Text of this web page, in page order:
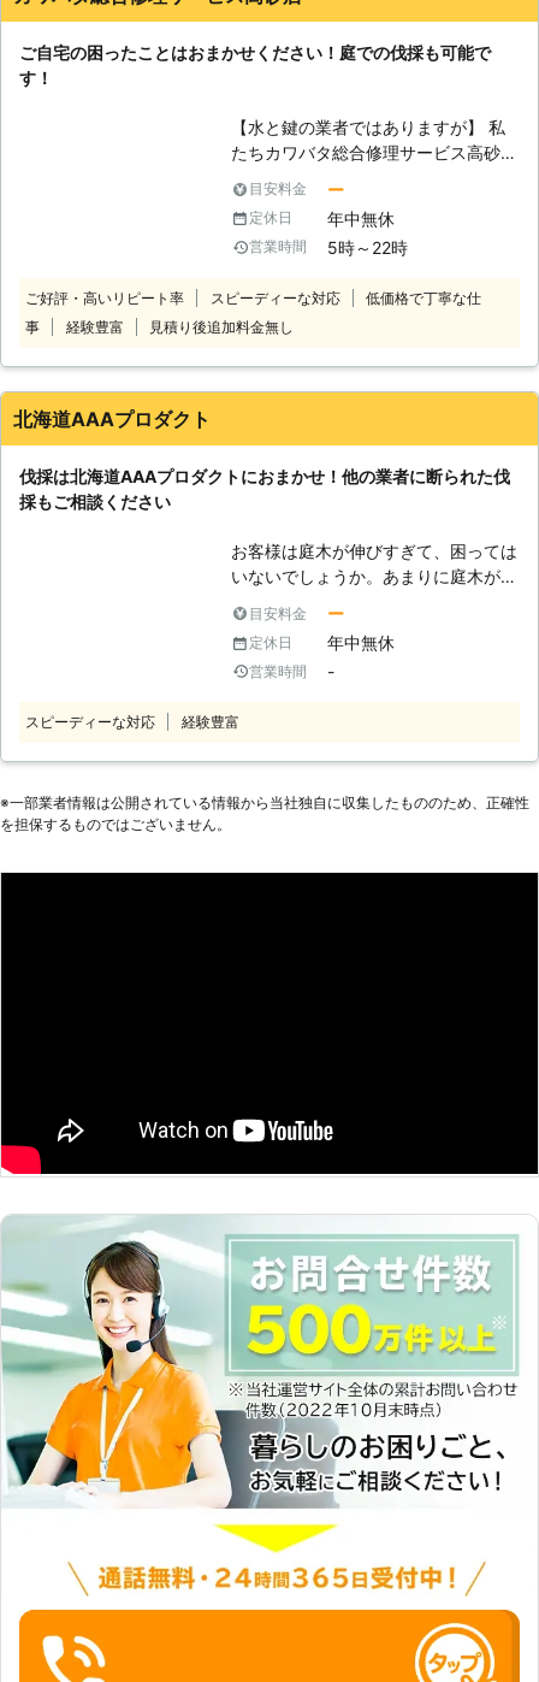
なくなってしまった。家や土地を売却
らない、などです。きちんと管理する
ます。近隣トラブルを防止するためと
思って、前向きに伐採を検討すること
も大事です。庭木の大きさ、太さにも
よりますが、伐採作業には時間がかか
ることもありますので、計画的にご検
討ください。
ご自宅の困ったことはおまかせください！庭での伐採も可能で
す！
【水と鍵の業者ではありますが】 私
たちカワバタ総合修理サービス高砂店
はトイレの詰まりや鍵開けなどを取り
扱ってきました。しかし、これら以外
にもできることは多数あるのです。伐
採はその中の1つとして皆さまにご利
い庭木がありましたら、ぜひとも私た
ちに伐採をおまかせください。得意な
の方々の住宅に傷をつけないようにす
このように当然ですが安全第一の伐採
を続けているのです。これまで事故を
起こしたことはありません。ぜひとも
私たちに皆さまのご自宅の庭木もおま
かせください。 【マンションでの伐
採もおまかせください】 マンション
植えているところがあります。そこで
の伐採も私たちは対応可能ですので、
での仕事と同じようにミスはしませ
目安料金 ー
定休日 年中無休
営業時間 5時～22時
ご好評・高いリピート率 スピーディーな対応
低価格で丁寧な仕
事
経験豊富 見積り後追加料金無し
北海道AAAプロダクト
伐採は北海道AAAプロダクトにおまかせ！他の業者に断られた伐
採もご相談ください
お客様は庭木が伸びすぎて、困っては
いないでしょうか。あまりに庭木が伸
んでしまい、苦情の原因になってしま
うこともあります。そんなときは、伐
採を視野に入れてみてはいかがでしょ
いて、処分を考えているお客様がいま
任もって伐採いたします。 ●他の業
んから伐採の作業を断られてはいない
様は、ぜひ一度ご相談くださいませ。
まかせ 伐採の業者の中には料金の見
す。例えば○○○○円～といったよう
な料金表示ですと、HPの表示金額よ
りも見積りが跳ね上がることが考えら
れます。いざ作業が終了してみたら、
とんでもない額を請求されてしまうな
んてこともあるのです。 「料金表示
が明確な業者に依頼したい」 弊社は
正確な見積り金額をお客様に提示して
おります。ぜひ安心してご相談をいた
だけたらと思います。 ●終わりに 伐
採をすることで、伸びすぎてしまった
庭木を処分することができます。お客
様自身も庭木を手入れする手間が無く
なって、自由に使える時間が増えてと
てもいいですよね。ぜひ「北海道AAA
プロダクト」に庭木の伐採をおまかせ
目安料金 ー
定休日 年中無休
営業時間 -
スピーディーな対応 経験豊富
※⼀部業者情報は公開されている情報から当社独⾃に収集したもののため、正確性
を担保するものではございません。